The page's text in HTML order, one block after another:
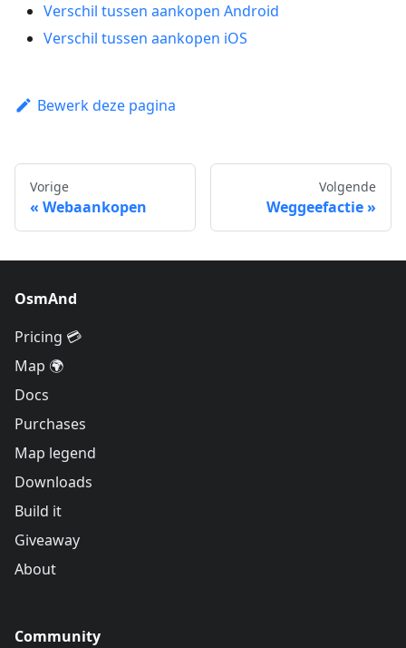
Verschil tussen aankopen Android
Verschil tussen aankopen iOS
Bewerk deze pagina
Vorige
Webaankopen
Volgende
Weggeefactie
OsmAnd
Pricing 💳
Map 🌍
Docs
Purchases
Map legend
Downloads
Build it
Giveaway
About
Community